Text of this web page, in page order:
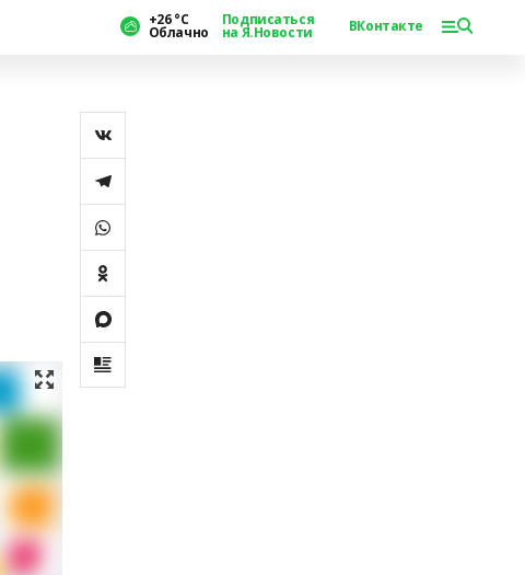
+26 °С
Облачно
Подписаться
на Я.Новости ВКонтакте